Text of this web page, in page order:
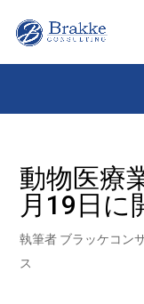
動物医療
月19日に
執筆者 ブラッケコン
ス